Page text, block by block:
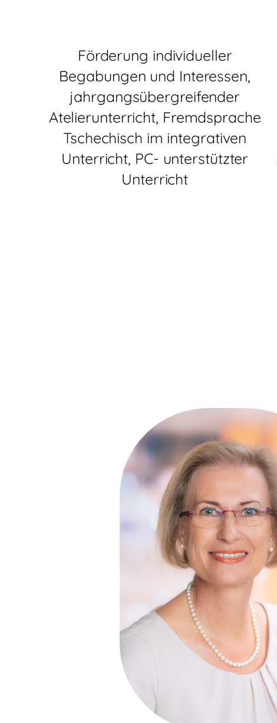
Förderung individueller
Begabungen und Interessen,
jahrgangsübergreifender
Atelierunterricht, Fremdsprache
Tschechisch im integrativen
Unterricht, PC- unterstützter
Unterricht